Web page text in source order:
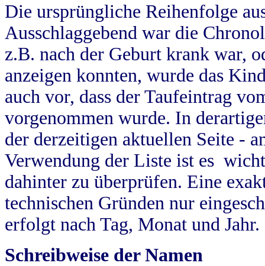
Die ursprüngliche Reihenfolge
Ausschlaggebend war die
z.B. nach der Geburt krank war,
anzeigen konnten, wurde das
auch vor, dass der Taufeintrag
vorgenommen wurde. In
der derzeitigen aktuellen Seite -
Verwendung der Liste ist es
dahinter zu überprüfen. Eine
technischen Gründen nur
erfolgt nach Tag, Monat und Jahr.
Schreibweise der Namen